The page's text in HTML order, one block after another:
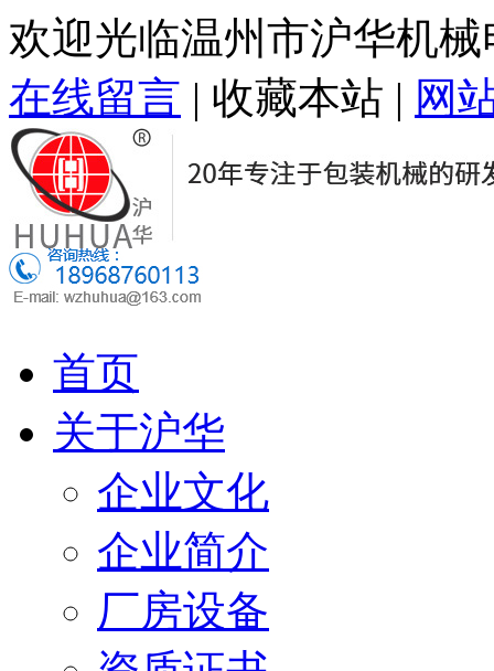
欢迎光临温州市沪华机
在线留言 | 收藏本站 | 网
首页
关于沪华
企业文化
企业简介
厂房设备